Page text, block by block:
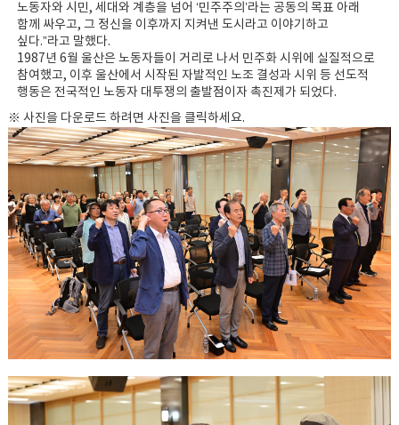
노동자와 시민, 세대와 계층을 넘어 ‘민주주의’라는 공동의 목표 아래
함께 싸우고, 그 정신을 이후까지 지켜낸 도시라고 이야기하고
싶다.”라고 말했다.
1987년 6월 울산은 노동자들이 거리로 나서 민주화 시위에 실질적으로
참여했고, 이후 울산에서 시작된 자발적인 노조 결성과 시위 등 선도적
행동은 전국적인 노동자 대투쟁의 출발점이자 촉진제가 되었다.
※ 사진을 다운로드 하려면 사진을 클릭하세요.